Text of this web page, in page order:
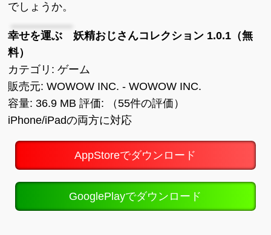
でしょうか。
幸せを運ぶ 妖精おじさんコレクション 1.0.1（無
料）
カテゴリ: ゲーム
販売元: WOWOW INC. - WOWOW INC.
容量: 36.9 MB 評価: （55件の評価）
iPhone/iPadの両方に対応
AppStoreでダウンロード
GooglePlayでダウンロード